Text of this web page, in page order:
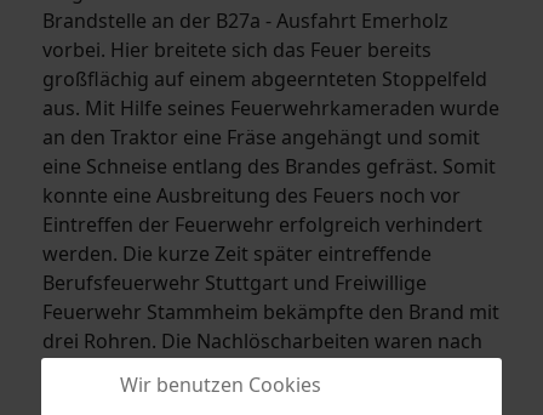
Brandstelle an der B27a - Ausfahrt Emerholz
vorbei. Hier breitete sich das Feuer bereits
großflächig auf einem abgeernteten Stoppelfeld
aus. Mit Hilfe seines Feuerwehrkameraden wurde
an den Traktor eine Fräse angehängt und somit
eine Schneise entlang des Brandes gefräst. Somit
konnte eine Ausbreitung des Feuers noch vor
Eintreffen der Feuerwehr erfolgreich verhindert
werden. Die kurze Zeit später eintreffende
Berufsfeuerwehr Stuttgart und Freiwillige
Feuerwehr Stammheim bekämpfte den Brand mit
drei Rohren. Die Nachlöscharbeiten waren nach
abgeerntetes Feld handelte, entstand kein
Wir benutzen Cookies